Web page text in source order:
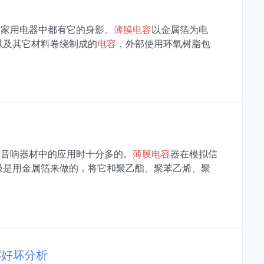
用电器中都有它的身影。 薄膜电容以金属箔为电
及其它材料卷绕制成的电容 ，外部使用环氧树脂包
响器材中的应用时十分多的。 薄膜电容器在模拟信
是用金属箔来做的，将它和聚乙酯、聚苯乙烯、聚
好坏分析